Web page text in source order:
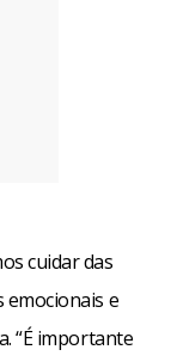
cuidar das
emocionais e
“É importante